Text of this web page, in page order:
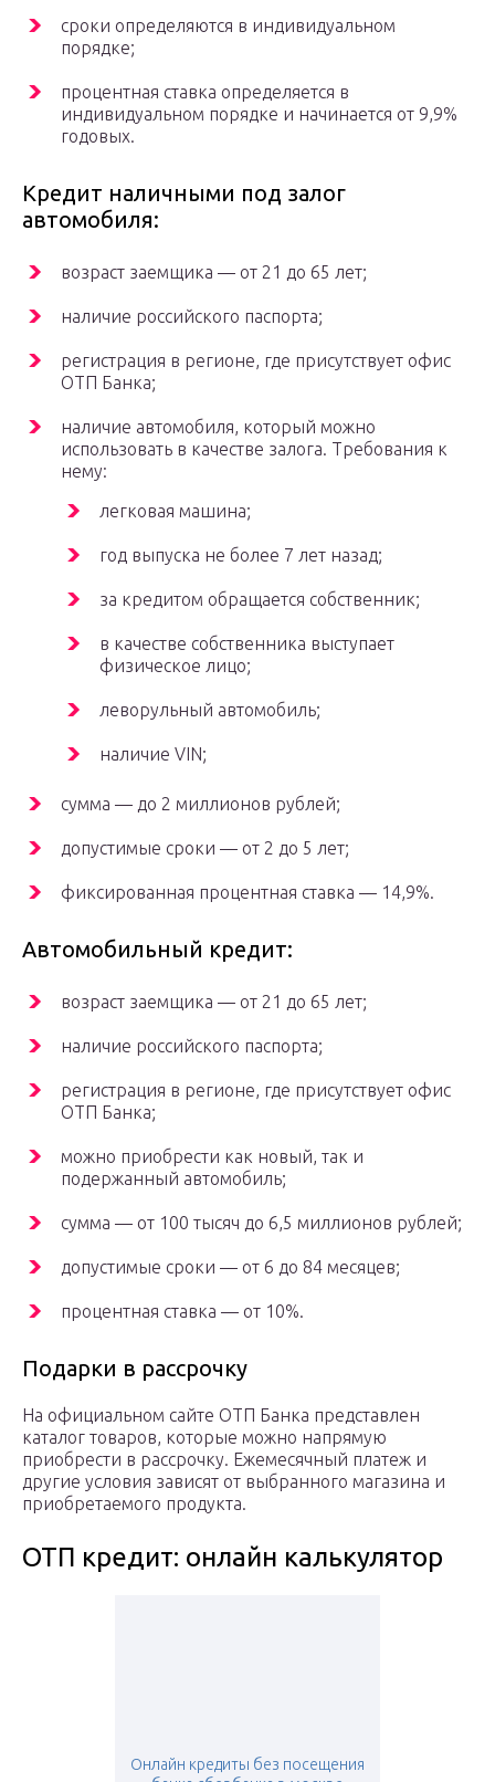
сроки определяются в индивидуальном
порядке;
процентная ставка определяется в
индивидуальном порядке и начинается от 9,9%
годовых.
Кредит наличными под залог
автомобиля:
возраст заемщика — от 21 до 65 лет;
наличие российского паспорта;
регистрация в регионе, где присутствует офис
ОТП Банка;
наличие автомобиля, который можно
использовать в качестве залога. Требования к
нему:
легковая машина;
год выпуска не более 7 лет назад;
за кредитом обращается собственник;
в качестве собственника выступает
физическое лицо;
леворульный автомобиль;
наличие VIN;
сумма — до 2 миллионов рублей;
допустимые сроки — от 2 до 5 лет;
фиксированная процентная ставка — 14,9%.
Автомобильный кредит:
возраст заемщика — от 21 до 65 лет;
наличие российского паспорта;
регистрация в регионе, где присутствует офис
ОТП Банка;
можно приобрести как новый, так и
подержанный автомобиль;
сумма — от 100 тысяч до 6,5 миллионов рублей;
допустимые сроки — от 6 до 84 месяцев;
процентная ставка — от 10%.
Подарки в рассрочку
На официальном сайте ОТП Банка представлен
каталог товаров, которые можно напрямую
приобрести в рассрочку. Ежемесячный платеж и
другие условия зависят от выбранного магазина и
приобретаемого продукта.
ОТП кредит: онлайн калькулятор
Онлайн кредиты без посещения